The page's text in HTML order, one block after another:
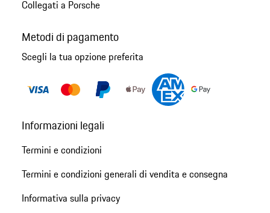
Collegati a Porsche
Metodi di pagamento
Scegli la tua opzione preferita
Informazioni legali
Termini e condizioni
Termini e condizioni generali di vendita e consegna
Informativa sulla privacy